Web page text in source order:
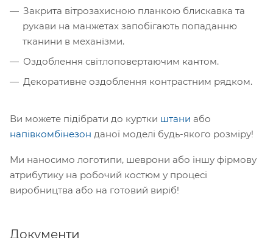
Закрита вітрозахисною планкою блискавка та
рукави на манжетах запобігають попаданню
тканини в механізми.
Оздоблення світлоповертаючим кантом.
Декоративне оздоблення контрастним рядком.
Ви можете підібрати до куртки штани або
напівкомбінезон даної моделі будь-якого розміру!
Ми наносимо логотипи, шеврони або іншу фірмову
атрибутику на робочий костюм у процесі
виробництва або на готовий виріб!
Документи